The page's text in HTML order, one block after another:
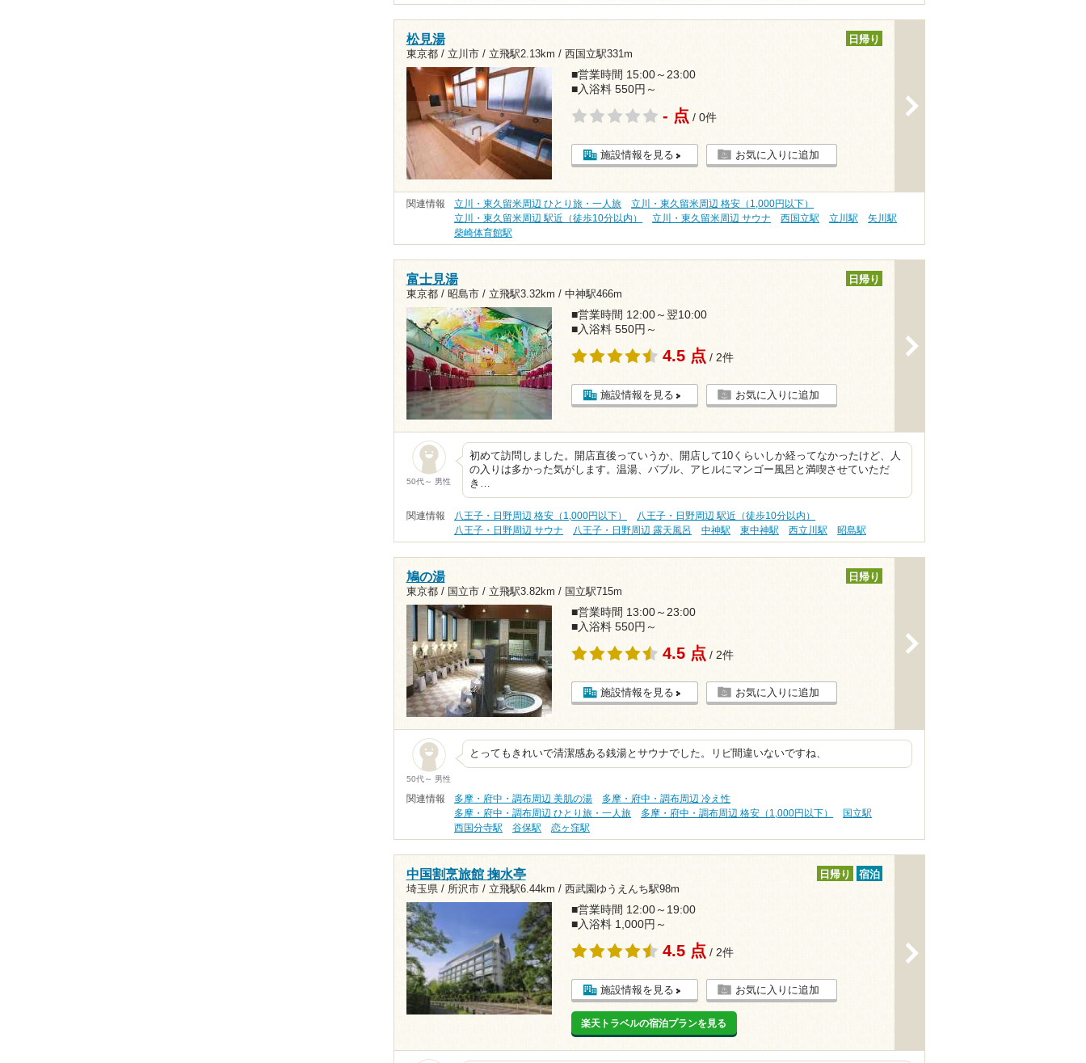
松見湯
東京都 / 立川市 / 立飛駅2.13km / 西国立駅331m
日帰り
■営業時間 15:00～23:00
■入浴料 550円～
- 点 / 0件
施設情報を見る お気に入りに追加
関連情報 立川・東久留米周辺 ひとり旅・一人旅
立川・東久留米周辺 格安（1,000円以下）
立川・東久留米周辺 駅近（徒歩10分以内）
立川・東久留米周辺 サウナ 西国立駅 立川駅
矢川駅
柴崎体育館駅
富士見湯
東京都 / 昭島市 / 立飛駅3.32km / 中神駅466m
日帰り
■営業時間 12:00～翌10:00
■入浴料 550円～
4.5 点 / 2件
施設情報を見る お気に入りに追加
50代～ 男性
初めて訪問しました。開店直後っていうか、開店して10くらいしか経ってなかったけど、人
の入りは多かった気がします。温湯、バブル、アヒルにマンゴー風呂と満喫させていただ
き…
関連情報 八王子・日野周辺 格安（1,000円以下）
八王子・日野周辺 駅近（徒歩10分以内）
八王子・日野周辺 サウナ
八王子・日野周辺 露天風呂 中神駅 東中神駅 西立川駅 昭島駅
鳩の湯
東京都 / 国立市 / 立飛駅3.82km / 国立駅715m
日帰り
■営業時間 13:00～23:00
■入浴料 550円～
4.5 点 / 2件
施設情報を見る お気に入りに追加
50代～ 男性
とってもきれいで清潔感ある銭湯とサウナでした。リピ間違いないですね、
関連情報 多摩・府中・調布周辺 美肌の湯
多摩・府中・調布周辺 冷え性
多摩・府中・調布周辺 ひとり旅・一人旅
多摩・府中・調布周辺 格安（1,000円以下）
国立駅
西国分寺駅
谷保駅 恋ヶ窪駅
中国割烹旅館 掬水亭
埼玉県 / 所沢市 / 立飛駅6.44km / 西武園ゆうえんち駅98m
日帰り 宿泊
■営業時間 12:00～19:00
■入浴料 1,000円～
4.5 点 / 2件
施設情報を見る お気に入りに追加
楽天トラベルの宿泊プランを見る